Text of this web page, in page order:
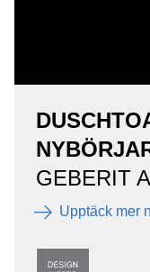
GEBERIT
Upptäck mer